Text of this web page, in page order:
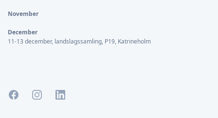
November
December
11-13 december, landslagssamling, P19, Katrineholm
FacebookInstagramLinkedIn